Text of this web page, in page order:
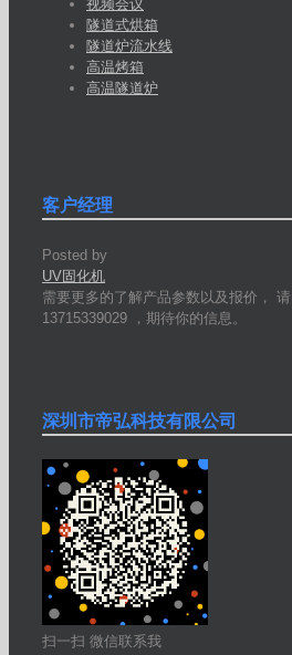
视频会议
隧道式烘箱
隧道炉流水线
高温烤箱
高温隧道炉
客户经理
Posted by
UV固化机
需要更多的了解产品参数以及报价， 请
13715339029 ，期待你的信息。
深圳市帝弘科技有限公司
扫一扫 微信联系我